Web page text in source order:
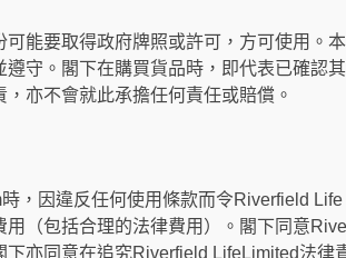
能要取得政府牌照或許可，方可使用。
守。閣下在購買貨品時，即代表已確認
亦不會就此承擔任何責任或賠償。
，因違反任何使用條款而令Riverfield
（包括合理的法律費用）。閣下同意
亦同意在追究Riverfield LifeLimited法